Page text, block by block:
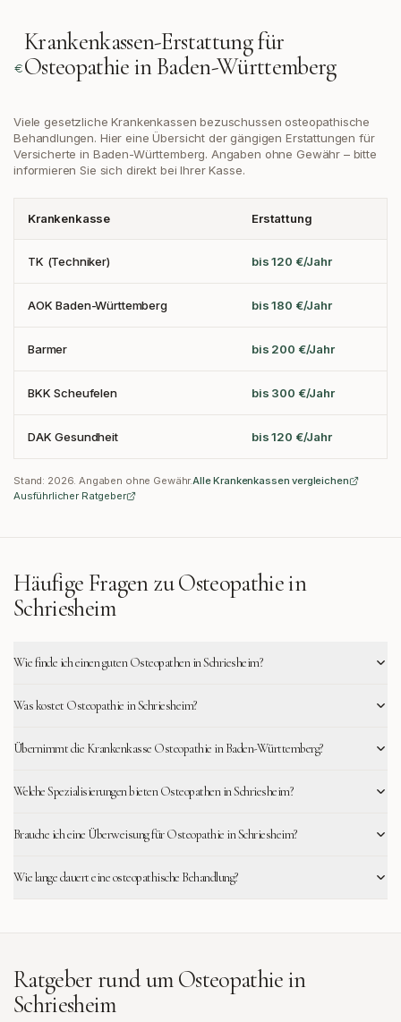
Krankenkassen-Erstattung für
Osteopathie inBaden-Württemberg
Viele gesetzliche Krankenkassen bezuschussen osteopathische
Behandlungen. Hier eine Übersicht der gängigen Erstattungen für
Versicherte in Baden-Württemberg. Angaben ohne Gewähr – bitte
informieren Sie sich direkt bei Ihrer Kasse.
Krankenkasse Erstattung
TK (Techniker) bis 120 €/Jahr
AOK Baden-Württemberg bis 180 €/Jahr
Barmer bis 200 €/Jahr
BKK Scheufelen bis 300 €/Jahr
DAK Gesundheit bis 120 €/Jahr
Stand: 2026. Angaben ohne Gewähr.Alle Krankenkassen vergleichen
Ausführlicher Ratgeber
Häufige Fragen zu Osteopathie in
Schriesheim
Wie finde ich einen guten Osteopathen in Schriesheim?
Was kostet Osteopathie in Schriesheim?
Übernimmt die Krankenkasse Osteopathie in Baden-Württemberg?
Welche Spezialisierungen bieten Osteopathen in Schriesheim?
Brauche ich eine Überweisung für Osteopathie in Schriesheim?
Wie lange dauert eine osteopathische Behandlung?
Ratgeber rund um Osteopathie in
Schriesheim